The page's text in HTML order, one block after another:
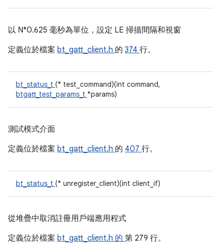
以 N*0.625 毫秒為單位，設定 LE 掃描間隔和視窗
定義位於檔案 bt_gatt_client.h 的 374 行。
bt_status_t (* test_command)(int command,
btgatt_test_params_t *params)
測試模式介面
定義位於檔案 bt_gatt_client.h 的 407 行。
bt_status_t (* unregister_client)(int client_if)
從堆疊中取消註冊用戶端應用程式
定義位於檔案 bt_gatt_client.h 的 第 279 行。